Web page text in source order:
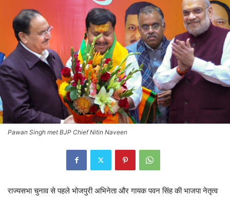
Pawan Singh met BJP Chief Nitin Naveen
राज्यसभा चुनाव से पहले भोजपुरी अभिनेता और गायक पवन सिंह की भाजपा नेतृत्व